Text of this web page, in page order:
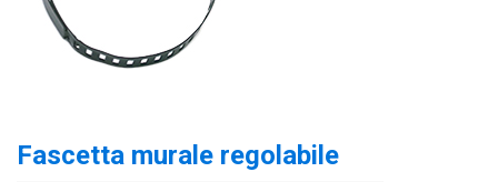
Fascetta murale regolabile